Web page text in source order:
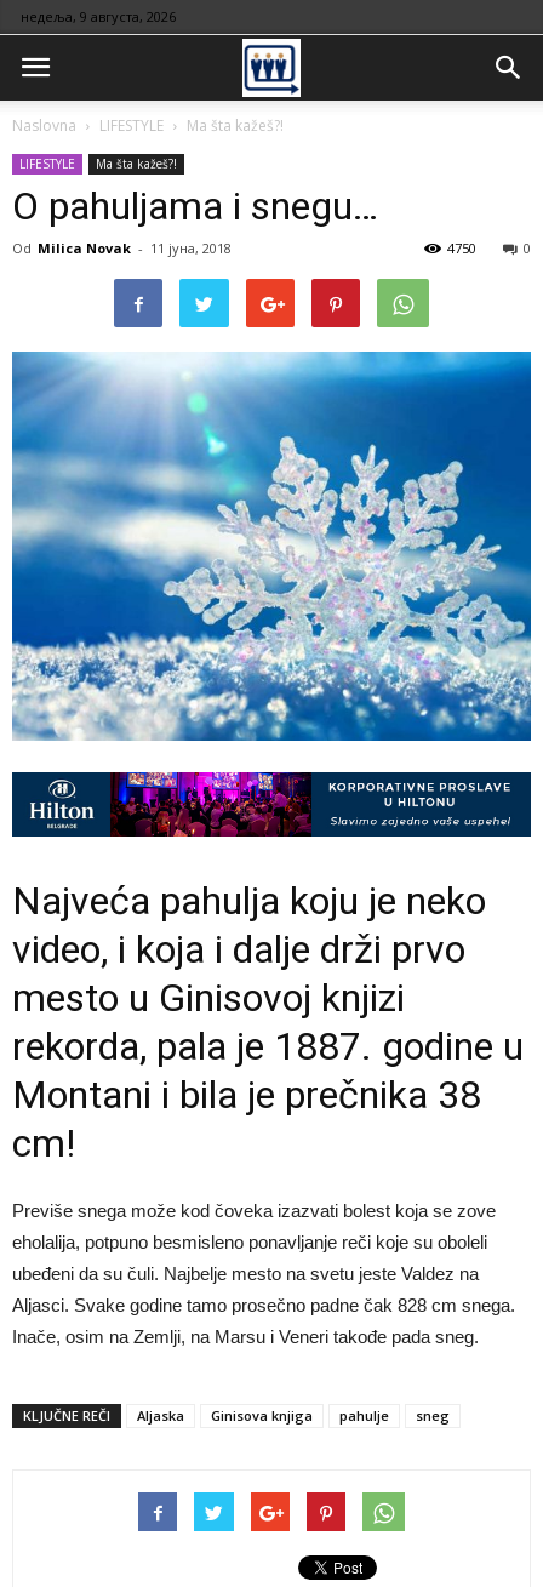
недеља, 9 августа, 2026
Naslovna LIFESTYLE Ma šta kažeš?!
LIFESTYLE Ma šta kažeš?!
O pahuljama i snegu…
Od Milica Novak - 11 јуна, 2018 0
4750
Najveća pahulja koju je neko
video, i koja i dalje drži prvo
mesto u Ginisovoj knjizi
rekorda, pala je 1887. godine u
Montani i bila je prečnika 38
cm!
Previše snega može kod čoveka izazvati bolest koja se zove
eholalija, potpuno besmisleno ponavljanje reči koje su oboleli
ubeđeni da su čuli. Najbelje mesto na svetu jeste Valdez na
Aljasci. Svake godine tamo prosečno padne čak 828 cm snega.
Inače, osim na Zemlji, na Marsu i Veneri takođe pada sneg.
KLJUČNE REČI Aljaska Ginisova knjiga pahulje sneg